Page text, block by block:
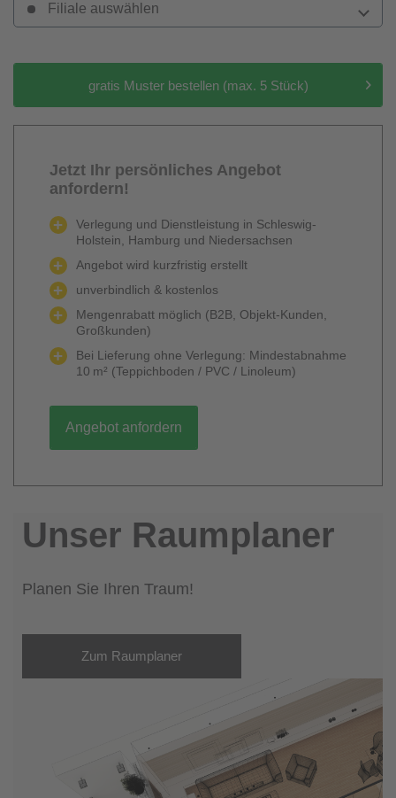
Filiale auswählen
gratis Muster bestellen (max. 5 Stück)
Jetzt Ihr persönliches Angebot
anfordern!
Verlegung und Dienstleistung in Schleswig-
Holstein, Hamburg und Niedersachsen
Angebot wird kurzfristig erstellt
unverbindlich & kostenlos
Mengenrabatt möglich (B2B, Objekt-Kunden,
Großkunden)
Bei Lieferung ohne Verlegung: Mindestabnahme
10 m² (Teppichboden / PVC / Linoleum)
Angebot anfordern
Unser Raumplaner
Planen Sie Ihren Traum!
Zum Raumplaner